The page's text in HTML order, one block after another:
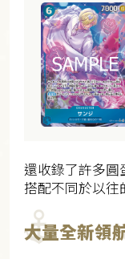
還收錄了許多圓
搭配不同於以往
大量全新領